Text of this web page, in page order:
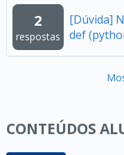
2
respostas
[Dúvida]
def
CONTEÚDOS